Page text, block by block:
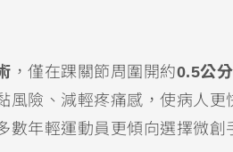
，僅在踝關節周圍開約0.5公
風險、減輕疼痛感，使病人
年輕運動員更傾向選擇微創